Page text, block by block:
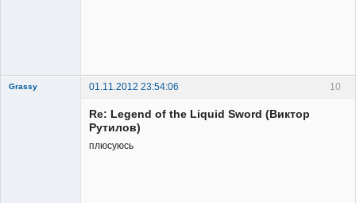
10
Grassy 01.11.2012 23:54:06
Re: Legend of the Liquid Sword (Виктор
Рутилов)
плюсуюсь